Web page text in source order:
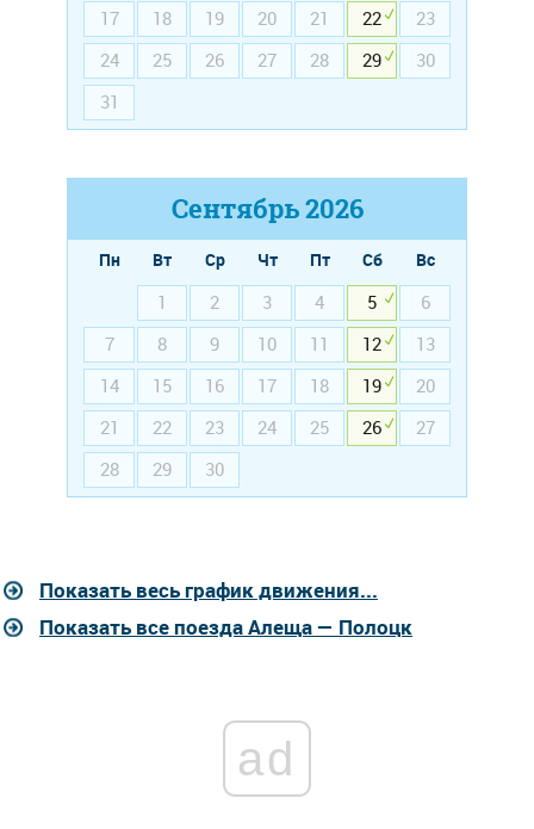
17
18 19 20 21 22
23
24
25 26 27 28 29
30
31
Сентябрь2026
Пн Вт Ср Чт Пт Сб
Вс
1
2 3 4 5
6
7
8 9 10 11 12
13
14
15 16 17 18 19
20
21
22 23 24 25 26
27
28
29 30
Показать весь график движения...
Показать все поезда Алеща — Полоцк
ad